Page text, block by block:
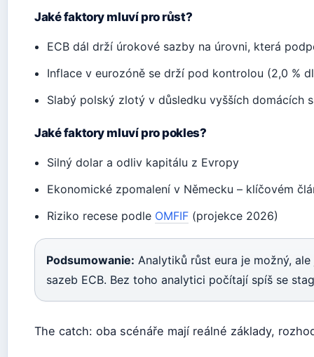
Jaké faktory mluví pro růst?
ECB dál drží úrokové sazby na úrovni, která
Inflace v eurozóně se drží pod kontrolou (2,0 %
Slabý polský zlotý v důsledku vyšších domácích
Jaké faktory mluví pro pokles?
Silný dolar a odliv kapitálu z Evropy
Ekonomické zpomalení v Německu – klíčovém
Riziko recese podle OMFIF (projekce 2026)
Podsumowanie: Analytiků růst eura je možný,
sazeb ECB. Bez toho analytici počítají spíš se
The catch: oba scénáře mají reálné základy,